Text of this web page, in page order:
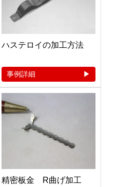
ハステロイの加工方法
事例詳細
精密板金 R曲げ加工